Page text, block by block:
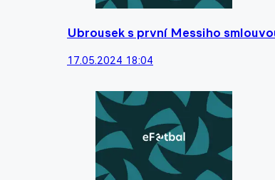
Ubrousek s první Messiho
17.05.2024 18:04